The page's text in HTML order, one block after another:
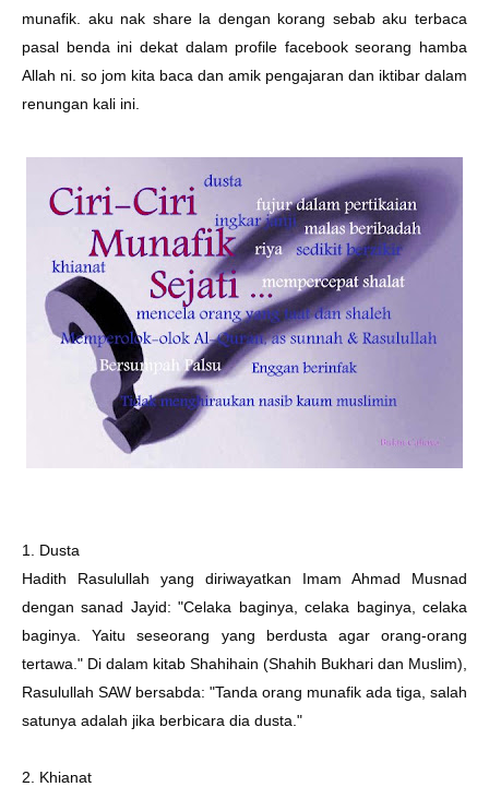
munafik. aku nak share la dengan korang sebab aku terbaca
pasal benda ini dekat dalam profile facebook seorang hamba
Allah ni. so jom kita baca dan amik pengajaran dan iktibar dalam
renungan kali ini.
1. Dusta
Hadith Rasulullah yang diriwayatkan Imam Ahmad Musnad
dengan sanad Jayid: "Celaka baginya, celaka baginya, celaka
baginya. Yaitu seseorang yang berdusta agar orang-orang
tertawa." Di dalam kitab Shahihain (Shahih Bukhari dan Muslim),
Rasulullah SAW bersabda: "Tanda orang munafik ada tiga, salah
satunya adalah jika berbicara dia dusta."
2. Khianat